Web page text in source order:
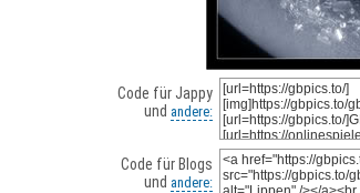
Code für Jappy
und andere:
Code für Blogs
und andere: